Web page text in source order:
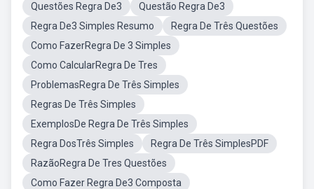
Questões Regra De3
Questão Regra De3
Regra De3 Simples Resumo
Regra De Três Questões
Como FazerRegra De 3 Simples
Como CalcularRegra De Tres
ProblemasRegra De Três Simples
Regras De Três Simples
ExemplosDe Regra De Três Simples
Regra DosTrês Simples
Regra De Três SimplesPDF
RazãoRegra De Tres Questões
Como Fazer Regra De3 Composta